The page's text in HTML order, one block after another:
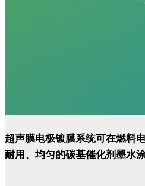
超声膜电极镀膜系统可在燃料
耐用、均匀的碳基催化剂墨水